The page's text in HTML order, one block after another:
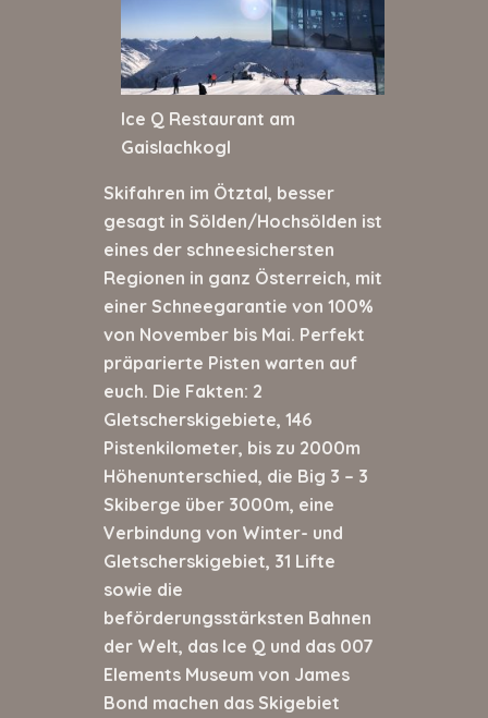
Ice Q Restaurant am
Gaislachkogl
Skifahren im Ötztal, besser
gesagt in Sölden/Hochsölden ist
eines der schneesichersten
Regionen in ganz Österreich, mit
einer Schneegarantie von 100%
von November bis Mai. Perfekt
präparierte Pisten warten auf
euch. Die Fakten: 2
Gletscherskigebiete, 146
Pistenkilometer, bis zu 2000m
Höhenunterschied, die Big 3 – 3
Skiberge über 3000m, eine
Verbindung von Winter- und
Gletscherskigebiet, 31 Lifte
sowie die
beförderungsstärksten Bahnen
der Welt, das Ice Q und das 007
Elements Museum von James
Bond machen das Skigebiet